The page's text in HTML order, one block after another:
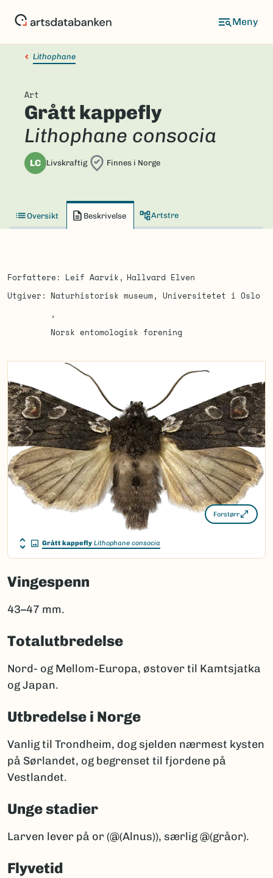
Lithophane
Art
Grått kappefly
Lithophane consocia
LC Livskraftig Finnes i Norge
Oversikt Beskrivelse Artstre
Forfattere Leif Aarvik
Hallvard Elven
Utgiver
Naturhistorisk museum, Universitetet i Oslo
Norsk entomologisk forening
Forstørr
Grått kappefly Lithophane consocia
Vingespenn
43–47 mm.
Totalutbredelse
Nord- og Mellom-Europa, østover til Kamtsjatka
og Japan.
Utbredelse i Norge
Vanlig til Trondheim, dog sjelden nærmest kysten
på Sørlandet, og begrenset til fjordene på
Vestlandet.
Unge stadier
Larven lever på or (@(Alnus)), særlig @(gråor).
Flyvetid